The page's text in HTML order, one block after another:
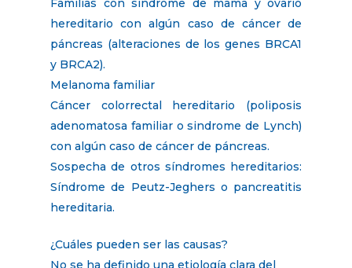
Familias con síndrome de mama y ovario
hereditario con algún caso de cáncer de
páncreas (alteraciones de los genes BRCA1
y BRCA2).
Melanoma familiar
Cáncer colorrectal hereditario (poliposis
adenomatosa familiar o sindrome de Lynch)
con algún caso de cáncer de páncreas.
Sospecha de otros síndromes hereditarios:
Síndrome de Peutz-Jeghers o pancreatitis
hereditaria.
¿Cuáles pueden ser las causas?
No se ha definido una etiología clara del